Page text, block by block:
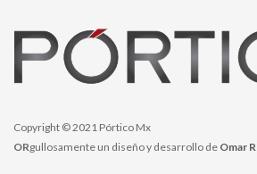
Copyright © 2021 Pórtico Mx
ORgullosamente un diseño y desarrollo de Omar